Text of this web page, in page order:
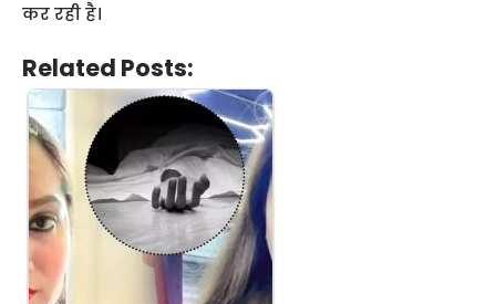
कर रही है।
Related Posts: